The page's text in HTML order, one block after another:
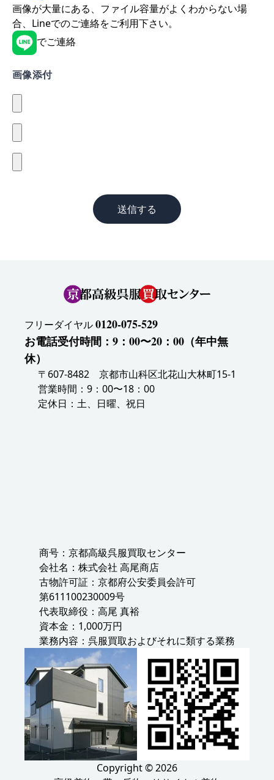
画像が大量にある、ファイル容量がよくわからない場
合、Lineでのご連絡をご利用下さい。
でご連絡
画像添付
送信する
フリーダイヤル0120-075-529
お電話受付時間：9：00〜20：00（年中無
休）
〒607-8482 京都市山科区北花山大林町15-1
営業時間：9：00〜18：00
定休日：土、日曜、祝日
商号：京都高級呉服買取センター
会社名：株式会社 高尾商店
古物許可証：京都府公安委員会許可
第611100230009号
代表取締役：高尾 真裕
資本金：1,000万円
業務内容：呉服買取およびそれに類する業務
Copyright © 2026